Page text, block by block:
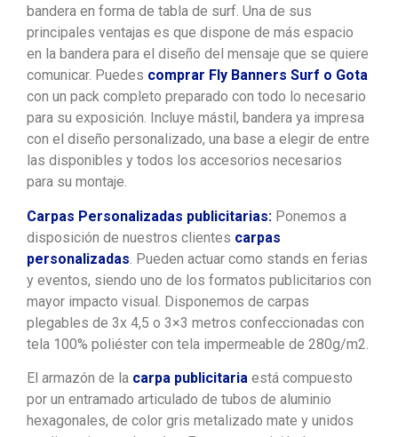
bandera en forma de tabla de surf. Una de sus
principales ventajas es que dispone de más espacio
en la bandera para el diseño del mensaje que se quiere
comunicar. Puedes comprar Fly Banners Surf o Gota
con un pack completo preparado con todo lo necesario
para su exposición. Incluye mástil, bandera ya impresa
con el diseño personalizado, una base a elegir de entre
las disponibles y todos los accesorios necesarios
para su montaje.
Carpas Personalizadas publicitarias: Ponemos a
disposición de nuestros clientes carpas
personalizadas . Pueden actuar como stands en ferias
y eventos, siendo uno de los formatos publicitarios con
mayor impacto visual. Disponemos de carpas
plegables de 3x 4,5 o 3×3 metros confeccionadas con
tela 100% poliéster con tela impermeable de 280g/m2.
El armazón de la carpa publicitaria está compuesto
por un entramado articulado de tubos de aluminio
hexagonales, de color gris metalizado mate y unidos